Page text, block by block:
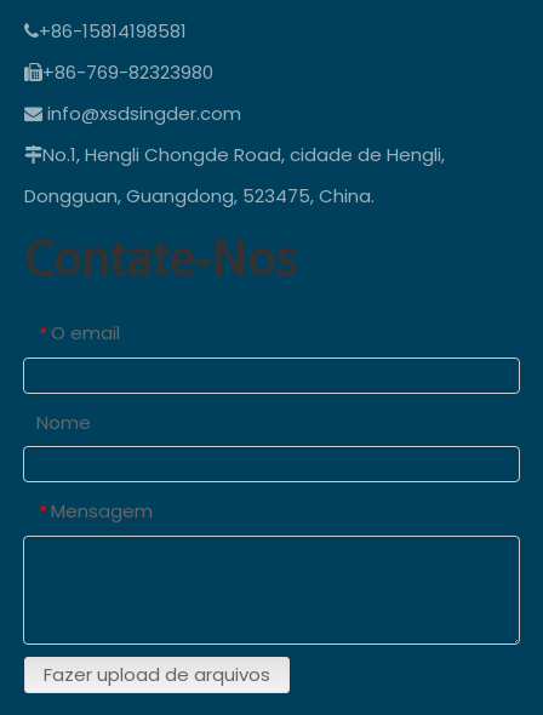
+86-15814198581
+86-769-82323980
 info@xsdsingder.com
No.1, Hengli Chongde Road, cidade de Hengli,
Dongguan, Guangdong, 523475, China.
Contate-Nos
* O email
Nome
* Mensagem
Fazer upload de arquivos